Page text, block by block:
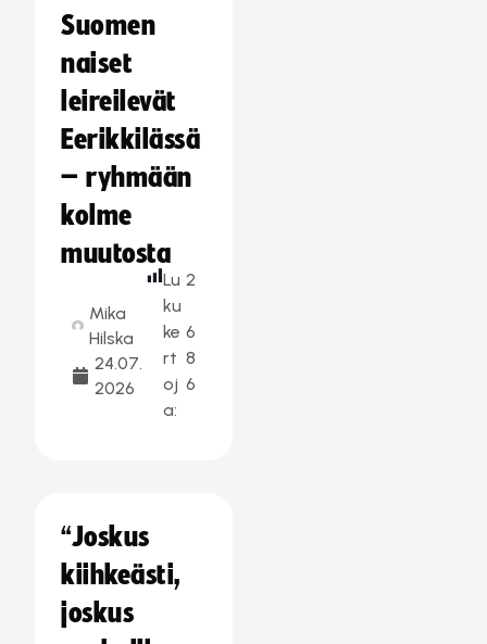
Suomen
naiset
leireilevät
Eerikkilässä
– ryhmään
kolme
muutosta
Mika
Hilska
24.07.
2026
Lu
ku
ke
rt
oj
a:
2
6
8
6
“Joskus
kiihkeästi,
joskus